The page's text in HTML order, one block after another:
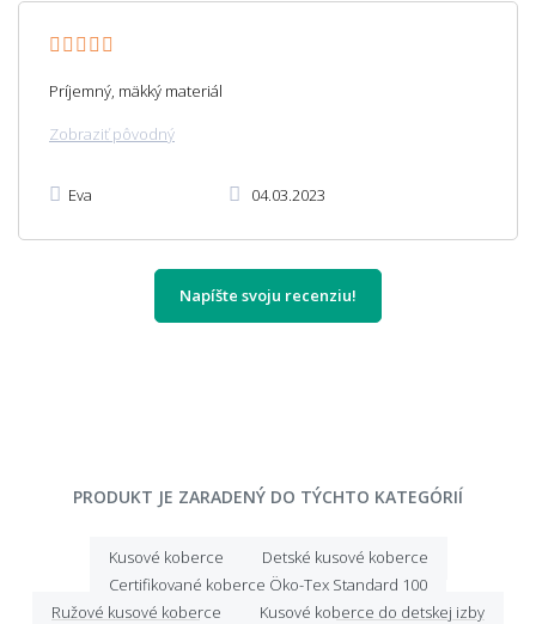
Príjemný, mäkký materiál
Zobraziť pôvodný
Eva 04.03.2023
Napíšte svoju recenziu!
PRODUKT JE ZARADENÝ DO TÝCHTO KATEGÓRIÍ
Kusové koberce
Detské kusové koberce
Certifikované koberce Öko-Tex Standard 100
Ružové kusové koberce
Kusové koberce do detskej izby